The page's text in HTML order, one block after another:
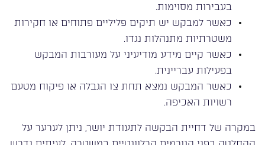
בעבירות מסוימות.
כאשר למבקש יש תיקים פליליים פתוחים או חקירות
משטרתיות מתנהלות נגדו.
כאשר קיים מידע מודיעיני על מעורבות המבקש
בפעילות עבריינית.
כאשר המבקש נמצא תחת צו הגבלה או פיקוח מטעם
רשויות האכיפה.
במקרה של דחיית הבקשה לתעודת יושר, ניתן לערער על